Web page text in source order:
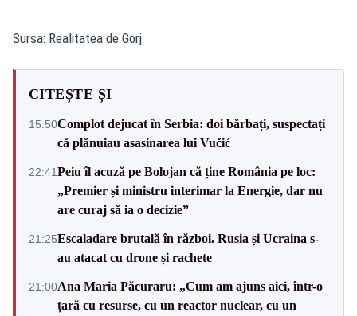
Sursa: Realitatea de Gorj
CITEȘTE ȘI
15:50Complot dejucat în Serbia: doi bărbați, suspectați
că plănuiau asasinarea lui Vučić
22:41Peiu îl acuză pe Bolojan că ține România pe loc:
„Premier și ministru interimar la Energie, dar nu
are curaj să ia o decizie”
21:25Escaladare brutală în război. Rusia și Ucraina s-
au atacat cu drone și rachete
21:00Ana Maria Păcuraru: „Cum am ajuns aici, într-o
țară cu resurse, cu un reactor nuclear, cu un